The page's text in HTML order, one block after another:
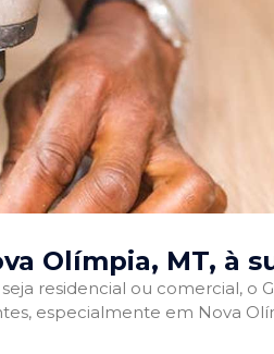
Olímpia, MT, à
residencial ou comercial, o
especialmente em Nova